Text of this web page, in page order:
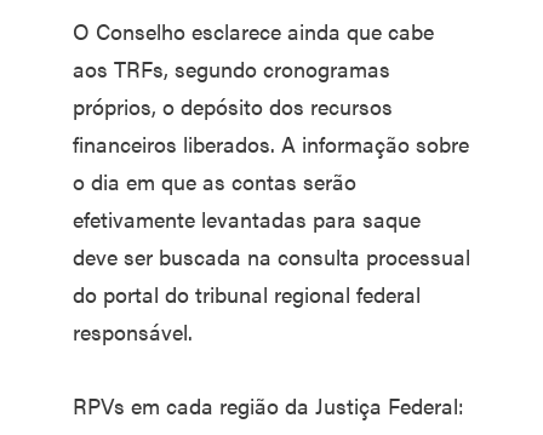
O Conselho esclarece ainda que cabe
aos TRFs, segundo cronogramas
próprios, o depósito dos recursos
financeiros liberados. A informação sobre
o dia em que as contas serão
efetivamente levantadas para saque
deve ser buscada na consulta processual
do portal do tribunal regional federal
responsável.
RPVs em cada região da Justiça Federal: